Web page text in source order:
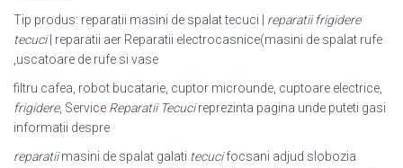
Tip produs: reparatii masini de spalat tecuci | reparatii frigidere
tecuci| reparatii aer Reparatii electrocasnice(masini de spalat rufe
,uscatoare de rufe si vase
filtru cafea, robot bucatarie, cuptor microunde, cuptoare electrice,
frigidere, Service Reparatii Tecucireprezinta pagina unde puteti gasi
informatii despre
reparatiimasini de spalat galati tecucifocsani adjud slobozia